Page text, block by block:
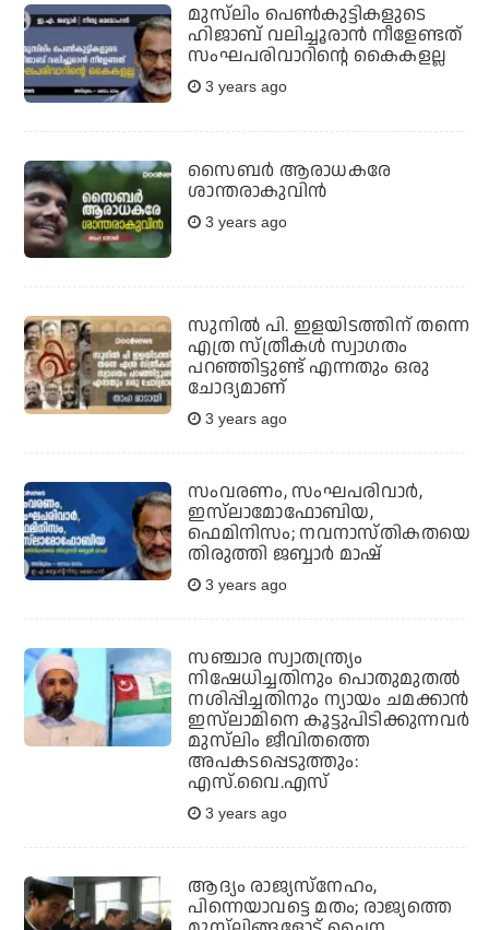
മുസ്‌ലിം പെണ്‍കുട്ടികളുടെ
ഹിജാബ് വലിച്ചൂരാന്‍ നീളേണ്ടത്
സംഘപരിവാറിന്റെ കൈകളല്ല
3 years ago
സൈബര്‍ ആരാധകരേ
ശാന്തരാകുവിന്‍
3 years ago
സുനില്‍ പി. ഇളയിടത്തിന് തന്നെ
എത്ര സ്ത്രീകള്‍ സ്വാഗതം
പറഞ്ഞിട്ടുണ്ട് എന്നതും ഒരു
ചോദ്യമാണ്
3 years ago
സംവരണം, സംഘപരിവാര്‍,
ഇസ്‌ലാമോഫോബിയ,
ഫെമിനിസം; നവനാസ്തികതയെ
തിരുത്തി ജബ്ബാര്‍ മാഷ്
3 years ago
സഞ്ചാര സ്വാതന്ത്ര്യം
നിഷേധിച്ചതിനും പൊതുമുതൽ
നശിപ്പിച്ചതിനും ന്യായം ചമക്കാന്‍
ഇസ്‌ലാമിനെ കൂട്ടുപിടിക്കുന്നവർ
മുസ്‌ലിം ജീവിതത്തെ
അപകടപ്പെടുത്തും:
എസ്.വൈ.എസ്
3 years ago
ആദ്യം രാജ്യസ്‌നേഹം,
പിന്നെയാവട്ടെ മതം; രാജ്യത്തെ